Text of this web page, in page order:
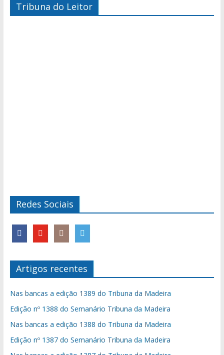
Tribuna do Leitor
Redes Sociais
Artigos recentes
Nas bancas a edição 1389 do Tribuna da Madeira
Edição nº 1388 do Semanário Tribuna da Madeira
Nas bancas a edição 1388 do Tribuna da Madeira
Edição nº 1387 do Semanário Tribuna da Madeira